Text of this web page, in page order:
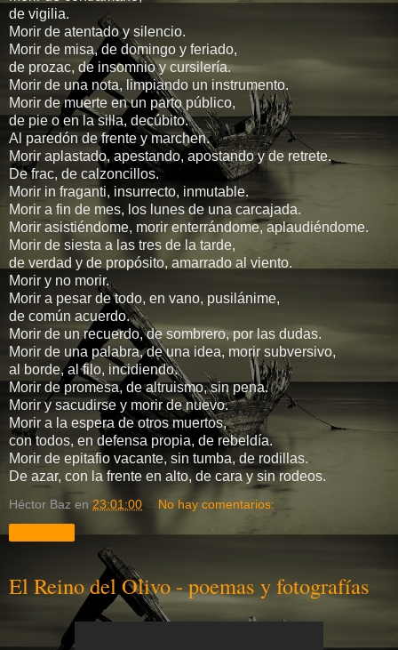
de vigilia.
Morir de atentado y silencio.
Morir de misa, de domingo y feriado,
de prozac, de insomnio y cursilería.
Morir de una nota, limpiando un instrumento.
Morir de muerte en un parto público,
de pie o en la silla, decúbito.
Al paredón de frente y marchen.
Morir aplastado, apestando, apostando y de retrete.
De frac, de calzoncillos.
Morir in fraganti, insurrecto, inmutable.
Morir a fin de mes, los lunes de una carcajada.
Morir asistiéndome, morir enterrándome, aplaudiéndome.
Morir de siesta a las tres de la tarde,
de verdad y de propósito, amarrado al viento.
Morir y no morir.
Morir a pesar de todo, en vano, pusilánime,
de común acuerdo.
Morir de un recuerdo, de sombrero, por las dudas.
Morir de una palabra, de una idea, morir subversivo,
al borde, al filo, incidiendo.
Morir de promesa, de altruismo, sin pena.
Morir y sacudirse y morir de nuevo.
Morir a la espera de otros muertos,
con todos, en defensa propia, de rebeldía.
Morir de epitafio vacante, sin tumba, de rodillas.
De azar, con la frente en alto, de cara y sin rodeos.
Héctor Baz en 23:01:00 No hay comentarios:
El Reino del Olivo - poemas y fotografías